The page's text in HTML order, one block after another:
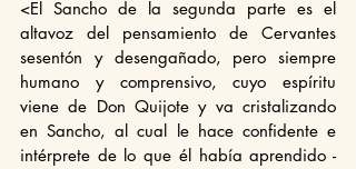
<El Sancho de la segunda parte es el
altavoz del pensamiento de Cervantes
sesentón y desengañado, pero siempre
humano y comprensivo, cuyo espíritu
viene de Don Quijote y va cristalizando
en Sancho, al cual le hace confidente e
intérprete de lo que él había aprendido -